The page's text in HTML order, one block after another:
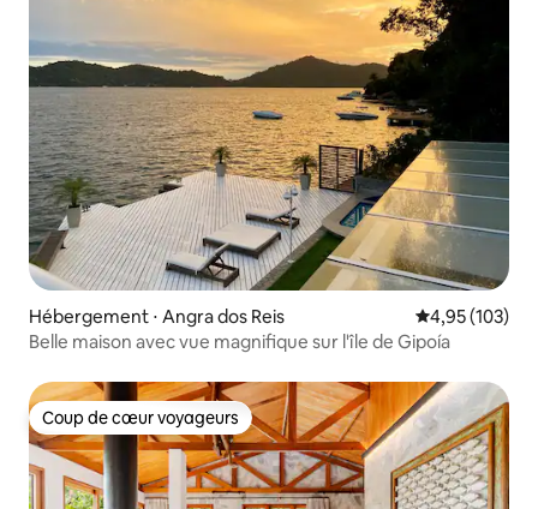
Hébergement ⋅ Angra dos Reis Évaluation
4,95 (103)
Belle maison avec vue magnifique sur l'île de Gipoía
Coup de cœur voyageurs
Coup de cœur voyageurs